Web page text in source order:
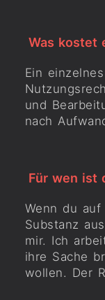
Was kostet
Ein
und
nach
Für wen ist
Wenn du
Substanz
mir. Ich
ihre Sache
wollen. Der